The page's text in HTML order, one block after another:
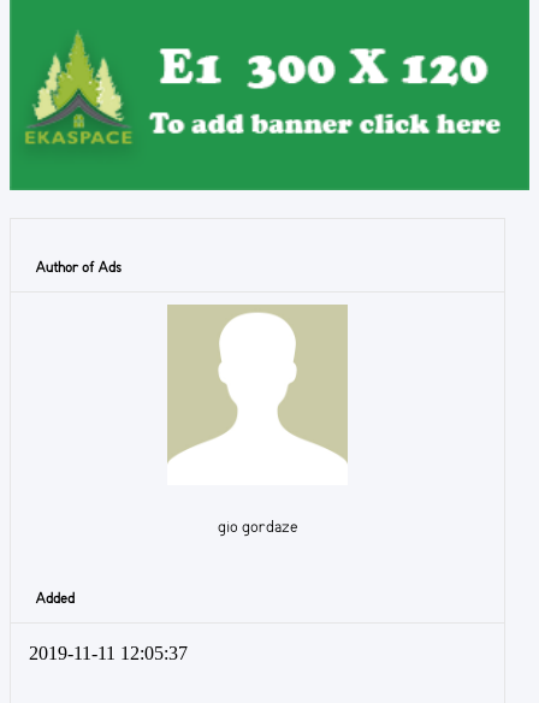
Author of Ads
gio gordaze
Added
2019-11-11 12:05:37